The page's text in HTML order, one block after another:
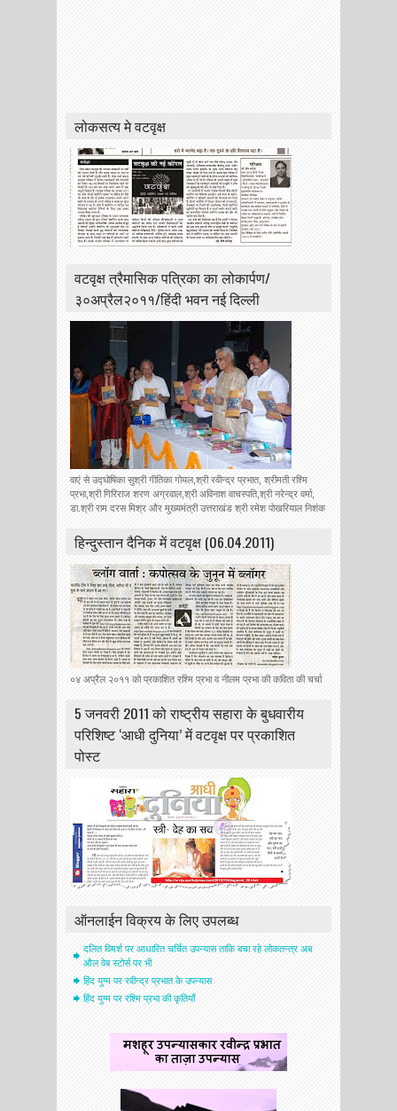
लोकसत्य मे वटवृक्ष
वटवृक्ष त्रैमासिक पत्रिका का लोकार्पण/
३०अप्रैल२०११/हिंदी भवन नई दिल्ली
वाएं से उद्घोषिका सुश्री गीतिका गोयल,श्री रवीन्द्र प्रभात, श्रीमती रश्मि
प्रभा,श्री गिरिराज शरण अग्रवाल,श्री अविनाश वाचस्पति,श्री नरेन्द्र वर्मा,
डा.श्री राम दरस मिश्र और मुख्यमंत्री उत्तराखंड श्री रमेश पोखरियाल निशंक
हिन्‍दुस्‍तान दैनिक में वटवृक्ष (06.04.2011)
०४ अप्रैल २०११ को प्रकाशित रश्मि प्रभा व नीलम प्रभा की कविता की चर्चा
5 जनवरी 2011 को राष्ट्रीय सहारा के बुधवारीय
परिशिष्ट ‘आधी दुनिया’ में वटवृक्ष पर प्रकाशित
पोस्ट
ऑनलाईन विक्रय के लिए उपलब्ध
दलित विमर्श पर आधारित चर्चित उपन्यास ताकि बचा रहे लोकतन्त्र अब
औल वेब स्टोर्स पर भी
हिंद युग्म पर रवीन्द्र प्रभात के उपन्यास
हिंद युग्म पर रश्मि प्रभा की कृतियाँ